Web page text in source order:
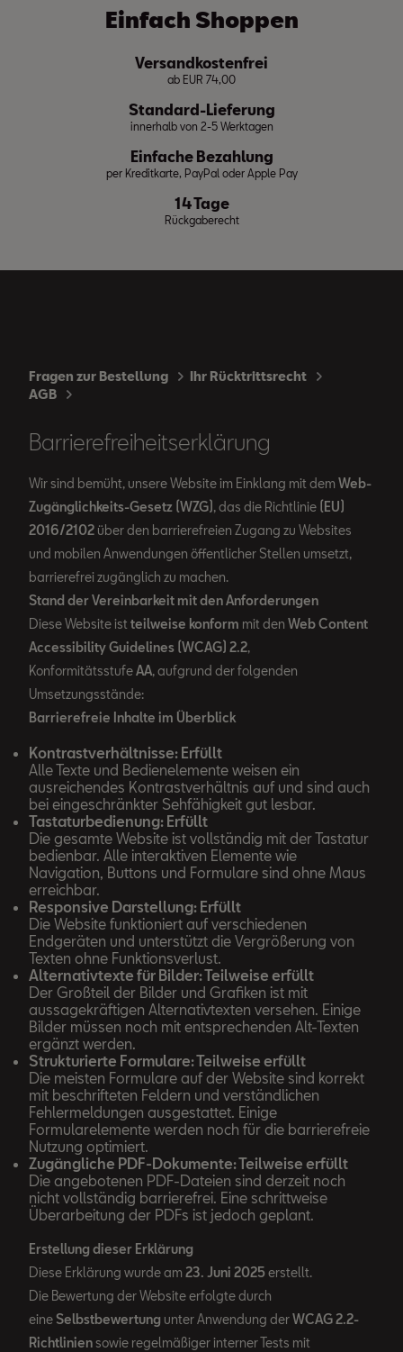
Einfach Shoppen
Versandkostenfrei
ab EUR 74,00
Standard-Lieferung
innerhalb von 2-5 Werktagen
Einfache Bezahlung
per Kreditkarte, PayPal oder Apple Pay
14 Tage
Rückgaberecht
Fragen zur Bestellung
Ihr Rücktrittsrecht
AGB
Barrierefreiheitserklärung
Wir sind bemüht, unsere Website im Einklang mit dem Web-
Zugänglichkeits-Gesetz (WZG) , das die Richtlinie (EU)
2016/2102 über den barrierefreien Zugang zu Websites
und mobilen Anwendungen öffentlicher Stellen umsetzt,
barrierefrei zugänglich zu machen.
Stand der Vereinbarkeit mit den Anforderungen
Diese Website ist teilweise konform mit den Web Content
Accessibility Guidelines (WCAG) 2.2,
KonformitätsstufeAA, aufgrund der folgenden
Umsetzungsstände:
Barrierefreie Inhalte im Überblick
Kontrastverhältnisse: Erfüllt
Alle Texte und Bedienelemente weisen ein
ausreichendes Kontrastverhältnis auf und sind auch
bei eingeschränkter Sehfähigkeit gut lesbar.
Tastaturbedienung: Erfüllt
Die gesamte Website ist vollständig mit der Tastatur
bedienbar. Alle interaktiven Elemente wie
Navigation, Buttons und Formulare sind ohne Maus
erreichbar.
Responsive Darstellung: Erfüllt
Die Website funktioniert auf verschiedenen
Endgeräten und unterstützt die Vergrößerung von
Texten ohne Funktionsverlust.
Alternativtexte für Bilder: Teilweise erfüllt
Der Großteil der Bilder und Grafiken ist mit
aussagekräftigen Alternativtexten versehen. Einige
Bilder müssen noch mit entsprechenden Alt-Texten
ergänzt werden.
Strukturierte Formulare: Teilweise erfüllt
Die meisten Formulare auf der Website sind korrekt
mit beschrifteten Feldern und verständlichen
Fehlermeldungen ausgestattet. Einige
Formularelemente werden noch für die barrierefreie
Nutzung optimiert.
Zugängliche PDF-Dokumente: Teilweise erfüllt
Die angebotenen PDF-Dateien sind derzeit noch
nicht vollständig barrierefrei. Eine schrittweise
Überarbeitung der PDFs ist jedoch geplant.
Erstellung dieser Erklärung
Diese Erklärung wurde am 23. Juni 2025erstellt.
Die Bewertung der Website erfolgte durch
eine Selbstbewertung unter Anwendung derWCAG 2.2-
Richtliniensowie regelmäßiger interner Tests mit